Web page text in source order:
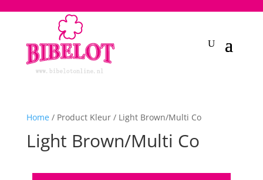
Home/ Product Kleur / Light Brown/Multi Co
Light Brown/Multi Co